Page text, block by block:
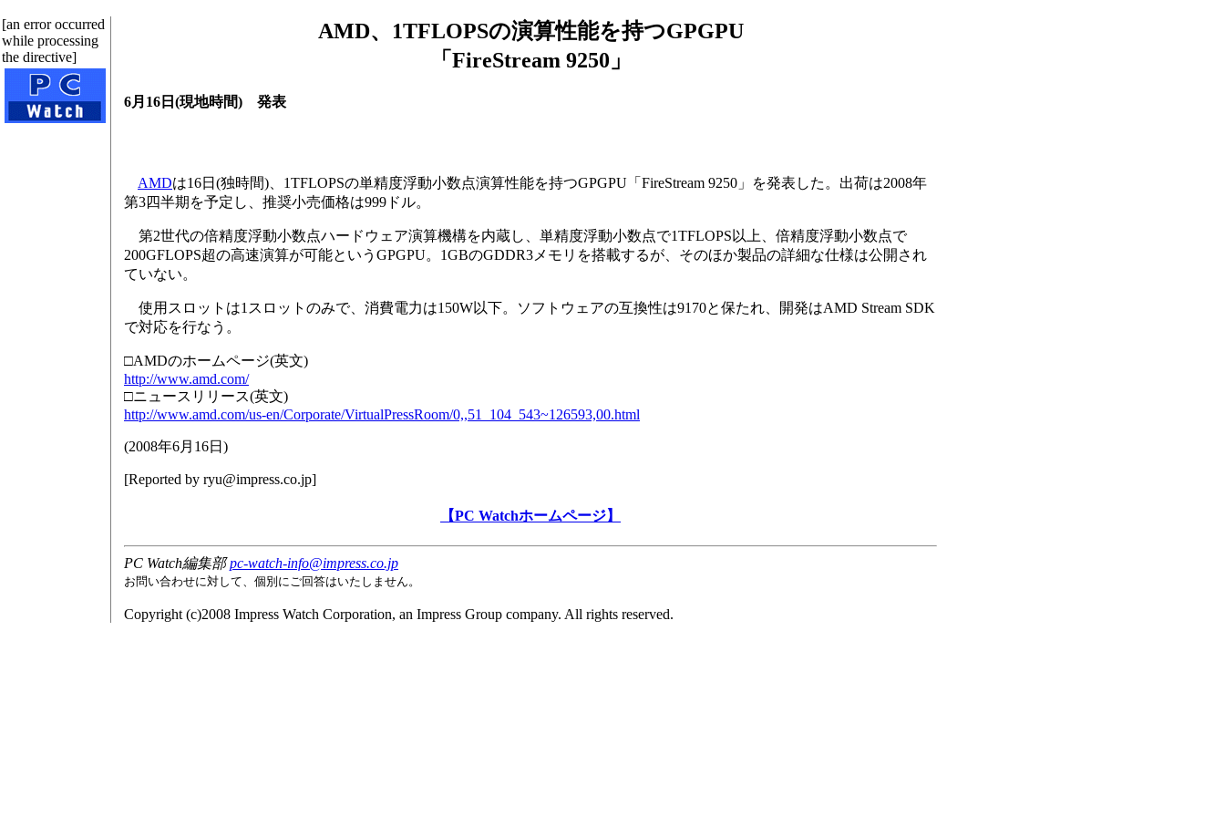
[an error occurred
while processing
the directive]
AMD、1TFLOPSの演算性能を持つGPGPU
「FireStream 9250」
6月16日(現地時間) 発表
AMDは16日(独時間)、1TFLOPSの単精度浮動小数点演算性能を持つGPGPU「FireStream 9250」を発表した。出荷は2008年
第3四半期を予定し、推奨小売価格は999ドル。
第2世代の倍精度浮動小数点ハードウェア演算機構を内蔵し、単精度浮動小数点で1TFLOPS以上、倍精度浮動小数点で
200GFLOPS超の高速演算が可能というGPGPU。1GBのGDDR3メモリを搭載するが、そのほか製品の詳細な仕様は公開され
ていない。
使用スロットは1スロットのみで、消費電力は150W以下。ソフトウェアの互換性は9170と保たれ、開発はAMD Stream SDK
で対応を行なう。
□AMDのホームページ(英文)
http://www.amd.com/
□ニュースリリース(英文)
http://www.amd.com/us-en/Corporate/VirtualPressRoom/0,,51_104_543~126593,00.html
(2008年6月16日 )
[Reported by ryu@impress.co.jp]
【PC Watchホームページ】
PC Watch編集部pc-watch-info@impress.co.jp
お問い合わせに対して、個別にご回答はいたしません。
Copyright (c)2008 Impress Watch Corporation, an Impress Group company. All rights reserved.